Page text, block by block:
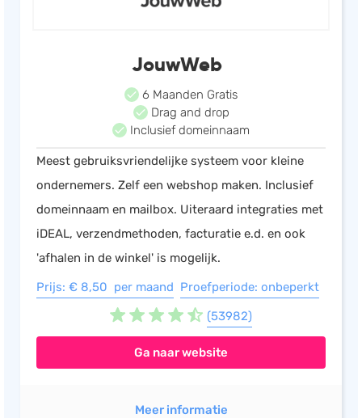
Verlof en verzuim
Salarisadministratie
Website
Marketing automation
Support
VoIP
Helpdesk
JouwWeb
6 Maanden Gratis
Drag and drop
Inclusief domeinnaam
Meest gebruiksvriendelijke systeem voor kleine
ondernemers. Zelf een webshop maken. Inclusief
domeinnaam en mailbox. Uiteraard integraties met
iDEAL, verzendmethoden, facturatie e.d. en ook
'afhalen in de winkel' is mogelijk.
Prijs: € 8,50 per maand Proefperiode: onbeperkt
(53982)
Ga naar website
Meer informatie